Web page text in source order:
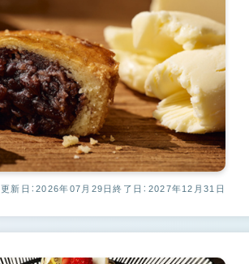
更新日：2026年07月29日終了日：2027年12月31日